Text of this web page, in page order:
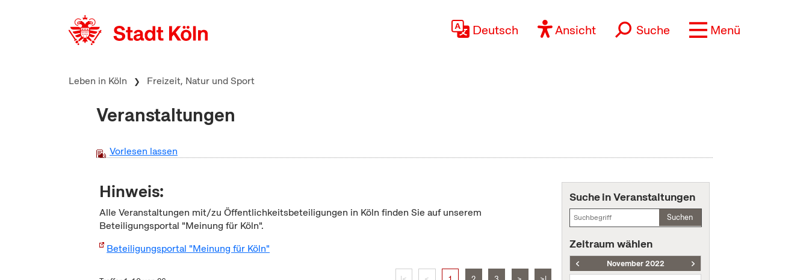
Deutsch Ansicht Suche Menü
Leben in Köln Freizeit, Natur und Sport
Veranstaltungen
Vorlesen lassen
Hinweis:
Alle Veranstaltungen mit/zu Öffentlichkeitsbeteiligungen in Köln finden Sie auf unserem
Beteiligungsportal "Meinung für Köln".
Beteiligungsportal "Meinung für Köln"
Suche in Veranstaltungen
Suchen
Zeitraum wählen
November 2022